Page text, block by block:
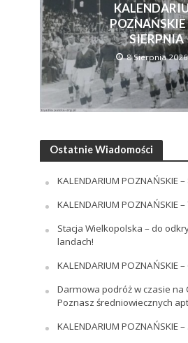
POZNAŃSKIE
SIERPNIA
8 Sierpnia 2026
Ostatnie Wiadomości
KALENDARIUM POZNAŃSKIE –
KALENDARIUM POZNAŃSKIE –
Stacja Wielkopolska – do
landach!
KALENDARIUM POZNAŃSKIE –
Darmowa podróż w czasie na
Poznasz średniowiecznych
KALENDARIUM POZNAŃSKIE –